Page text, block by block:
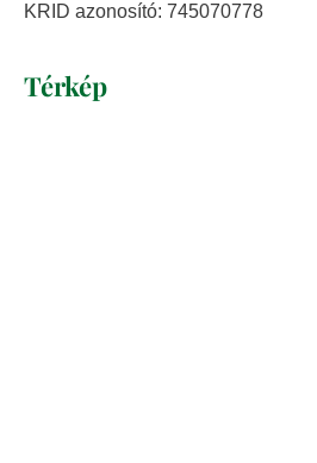
KRID azonosító: 745070778
Térkép